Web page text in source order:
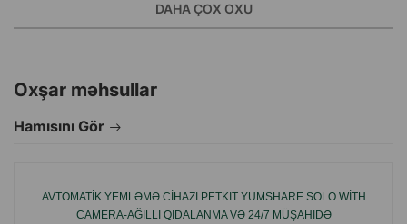
səviyyə nəzarəti üçün şəffaf rezervuar
asan sökülmə və təmizlənmə
DAHA ÇOX OXU
Oxşar məhsullar
Hamısını Gör
AVTOMATIK YEMLƏMƏ CIHAZI PETKIT YUMSHARE SOLO WITH
CAMERA-AĞILLI QIDALANMA VƏ 24/7 MÜŞAHIDƏ